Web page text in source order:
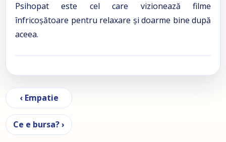
Psihopat este cel care vizionează filme
înfricoșătoare pentru relaxare și doarme bine după
aceea.
Navigare în articole
‹ Empatie
Ce e bursa? ›